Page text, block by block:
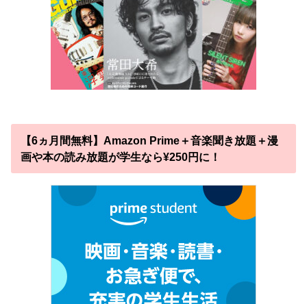
【6ヵ月間無料】Amazon Prime＋音楽聞き放題＋漫
画や本の読み放題が学生なら¥250円に！